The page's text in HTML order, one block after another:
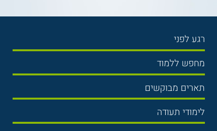
רגע לפני
בחירת לימודים
תנאי קבלה
שכר לימוד
אוניברסיטה
מחפש ללמוד
תואר ראשון
תואר שני
הכנה לבגרות
תארים מבוקשים
משפטים
מנהל עסקים
לימודי תעודה